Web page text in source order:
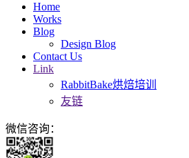
Home
Works
Blog
Design Blog
Contact Us
Link
RabbitBake烘焙培训
友链
微信咨询：